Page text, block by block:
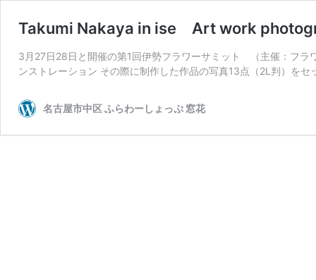
Takumi Nakaya in ise Art work
3月27日28日と開催の第1回伊勢フラワーサミット （主催：フラ
ンストレーション その際に制作した作品の写真13点（2Ⅼ判）を
名古屋市中区 ふらわーしょっぷ 窓花